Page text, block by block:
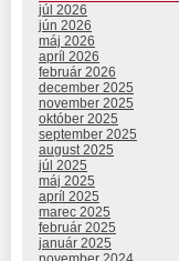
júl 2026
jún 2026
máj 2026
apríl 2026
február 2026
december 2025
november 2025
október 2025
september 2025
august 2025
júl 2025
máj 2025
apríl 2025
marec 2025
február 2025
január 2025